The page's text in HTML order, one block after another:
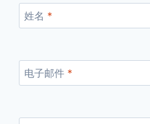
姓名 *
电子邮件 *